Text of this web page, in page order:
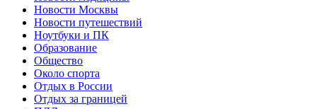
Новости Москвы
Новости путешествий
Ноутбуки и ПК
Образование
Общество
Около спорта
Отдых в России
Отдых за границей